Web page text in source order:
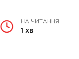
НА ЧИТАННЯ
1 хв